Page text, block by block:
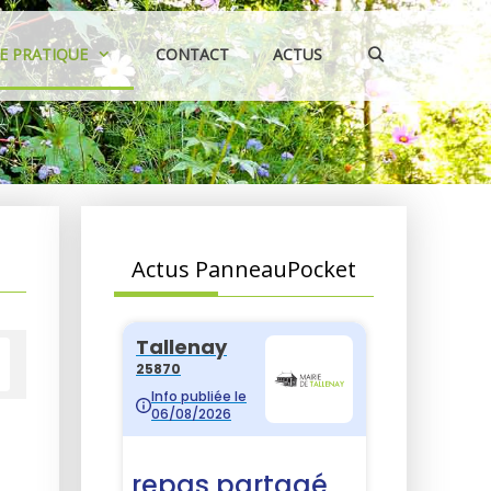
PRATIQUE CONTACT ACTUS
Actus PanneauPocket